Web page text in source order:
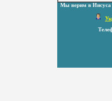
Мы верим в Иисуса